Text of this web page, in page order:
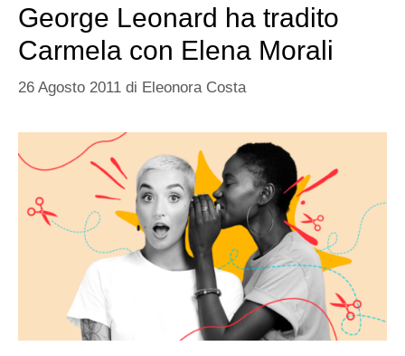
George Leonard ha tradito
Carmela con Elena Morali
26 Agosto 2011 di Eleonora Costa